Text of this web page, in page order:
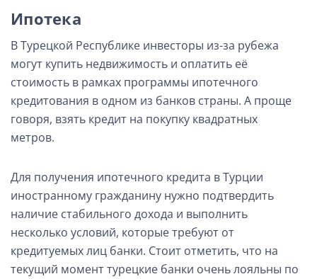
Ипотека
В Турецкой Республике инвесторы из-за рубежа
могут купить недвижимость и оплатить её
стоимость в рамках программы ипотечного
кредитования в одном из банков страны. А проще
говоря, взять кредит на покупку квадратных
метров.
Для получения ипотечного кредита в Турции
иностранному гражданину нужно подтвердить
наличие стабильного дохода и выполнить
несколько условий, которые требуют от
кредитуемых лиц банки. Стоит отметить, что на
текущий момент турецкие банки очень лояльны по